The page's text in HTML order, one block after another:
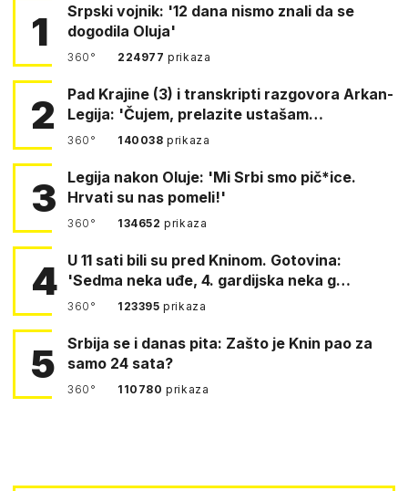
1
Srpski vojnik: '12 dana nismo znali da se
dogodila Oluja'
360° 224977prikaza
2
Pad Krajine (3) i transkripti razgovora Arkan-
Legija: 'Čujem, prelazite ustašam…
360° 140038prikaza
3
Legija nakon Oluje: 'Mi Srbi smo pič*ice.
Hrvati su nas pomeli!'
360° 134652prikaza
4 U 11 sati bili su pred Kninom. Gotovina:
'Sedma neka uđe, 4. gardijska neka g…
360° 123395prikaza
5
Srbija se i danas pita: Zašto je Knin pao za
samo 24 sata?
360° 110780prikaza